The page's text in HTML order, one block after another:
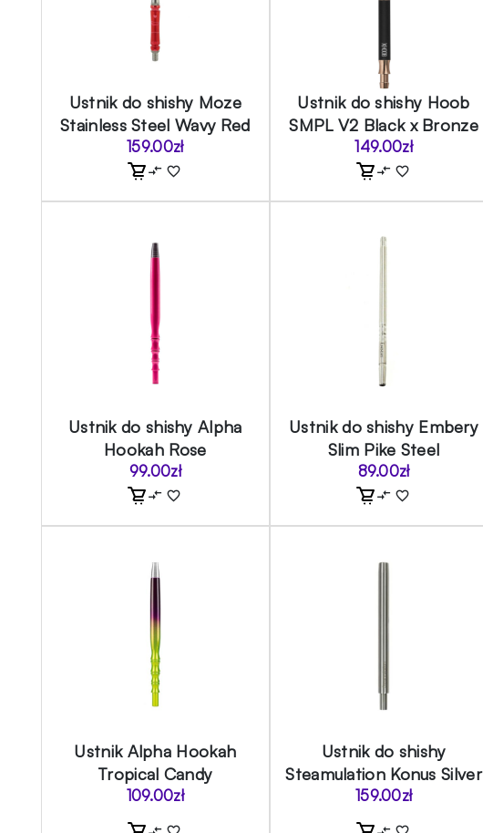
Ustnik do shishy Moze
Stainless Steel Wavy Red
159.00zł
Ustnik do shishy Hoob
SMPL V2 Black x Bronze
149.00zł
Ustnik do shishy Alpha
Hookah Rose
99.00zł
Ustnik do shishy Embery
Slim Pike Steel
89.00zł
Ustnik Alpha Hookah
Tropical Candy
109.00zł
Ustnik do shishy
Steamulation Konus Silver
159.00zł